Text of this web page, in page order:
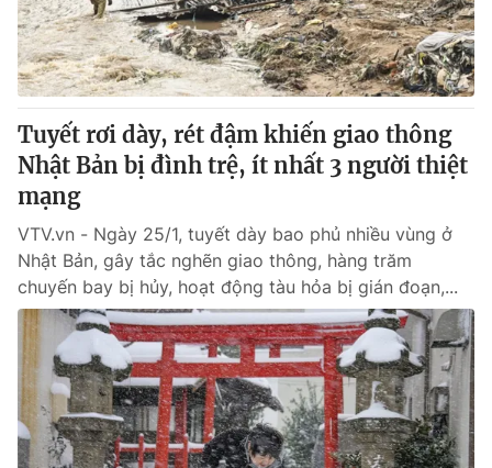
Tuyết rơi dày, rét đậm khiến giao thông
Nhật Bản bị đình trệ, ít nhất 3 người thiệt
mạng
VTV.vn - Ngày 25/1, tuyết dày bao phủ nhiều vùng ở
Nhật Bản, gây tắc nghẽn giao thông, hàng trăm
chuyến bay bị hủy, hoạt động tàu hỏa bị gián đoạn,...